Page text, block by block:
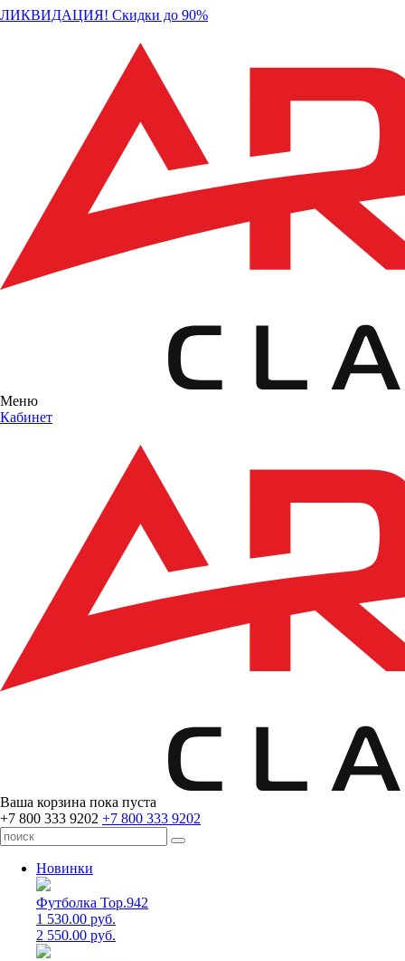
ЛИКВИДАЦИЯ! Скидки до 90%
Меню
Кабинет
Ваша корзина пока пуста
+7 800 333 9202 +7 800 333 9202
Новинки
Футболка Top.942
1 530.00 руб.
2 550.00 руб.